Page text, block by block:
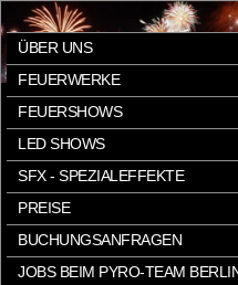
ÜBER UNS
FEUERWERKE
FEUERSHOWS
LED SHOWS
SFX - SPEZIALEFFEKTE
PREISE
BUCHUNGSANFRAGEN
JOBS BEIM PYRO-TEAM